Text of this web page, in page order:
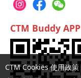
CTM Buddy APP
CTM Cookies 使用政策